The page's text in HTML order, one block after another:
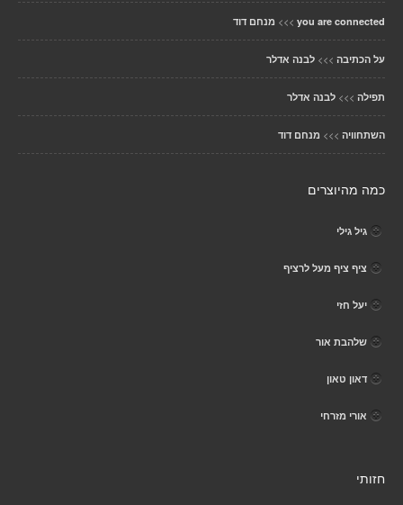
you are connected
>>> מנחם דוד
על הכתיבה >>> לבנה אדלר
תפילה >>> לבנה אדלר
השתחוויה >>> מנחם דוד
כמה מהיוצרים
גיל גילי
ציף ציף מעל לרציף
יעל חזי
שלהבת אור
דאון טאון
אורי מזרחי
חזותי